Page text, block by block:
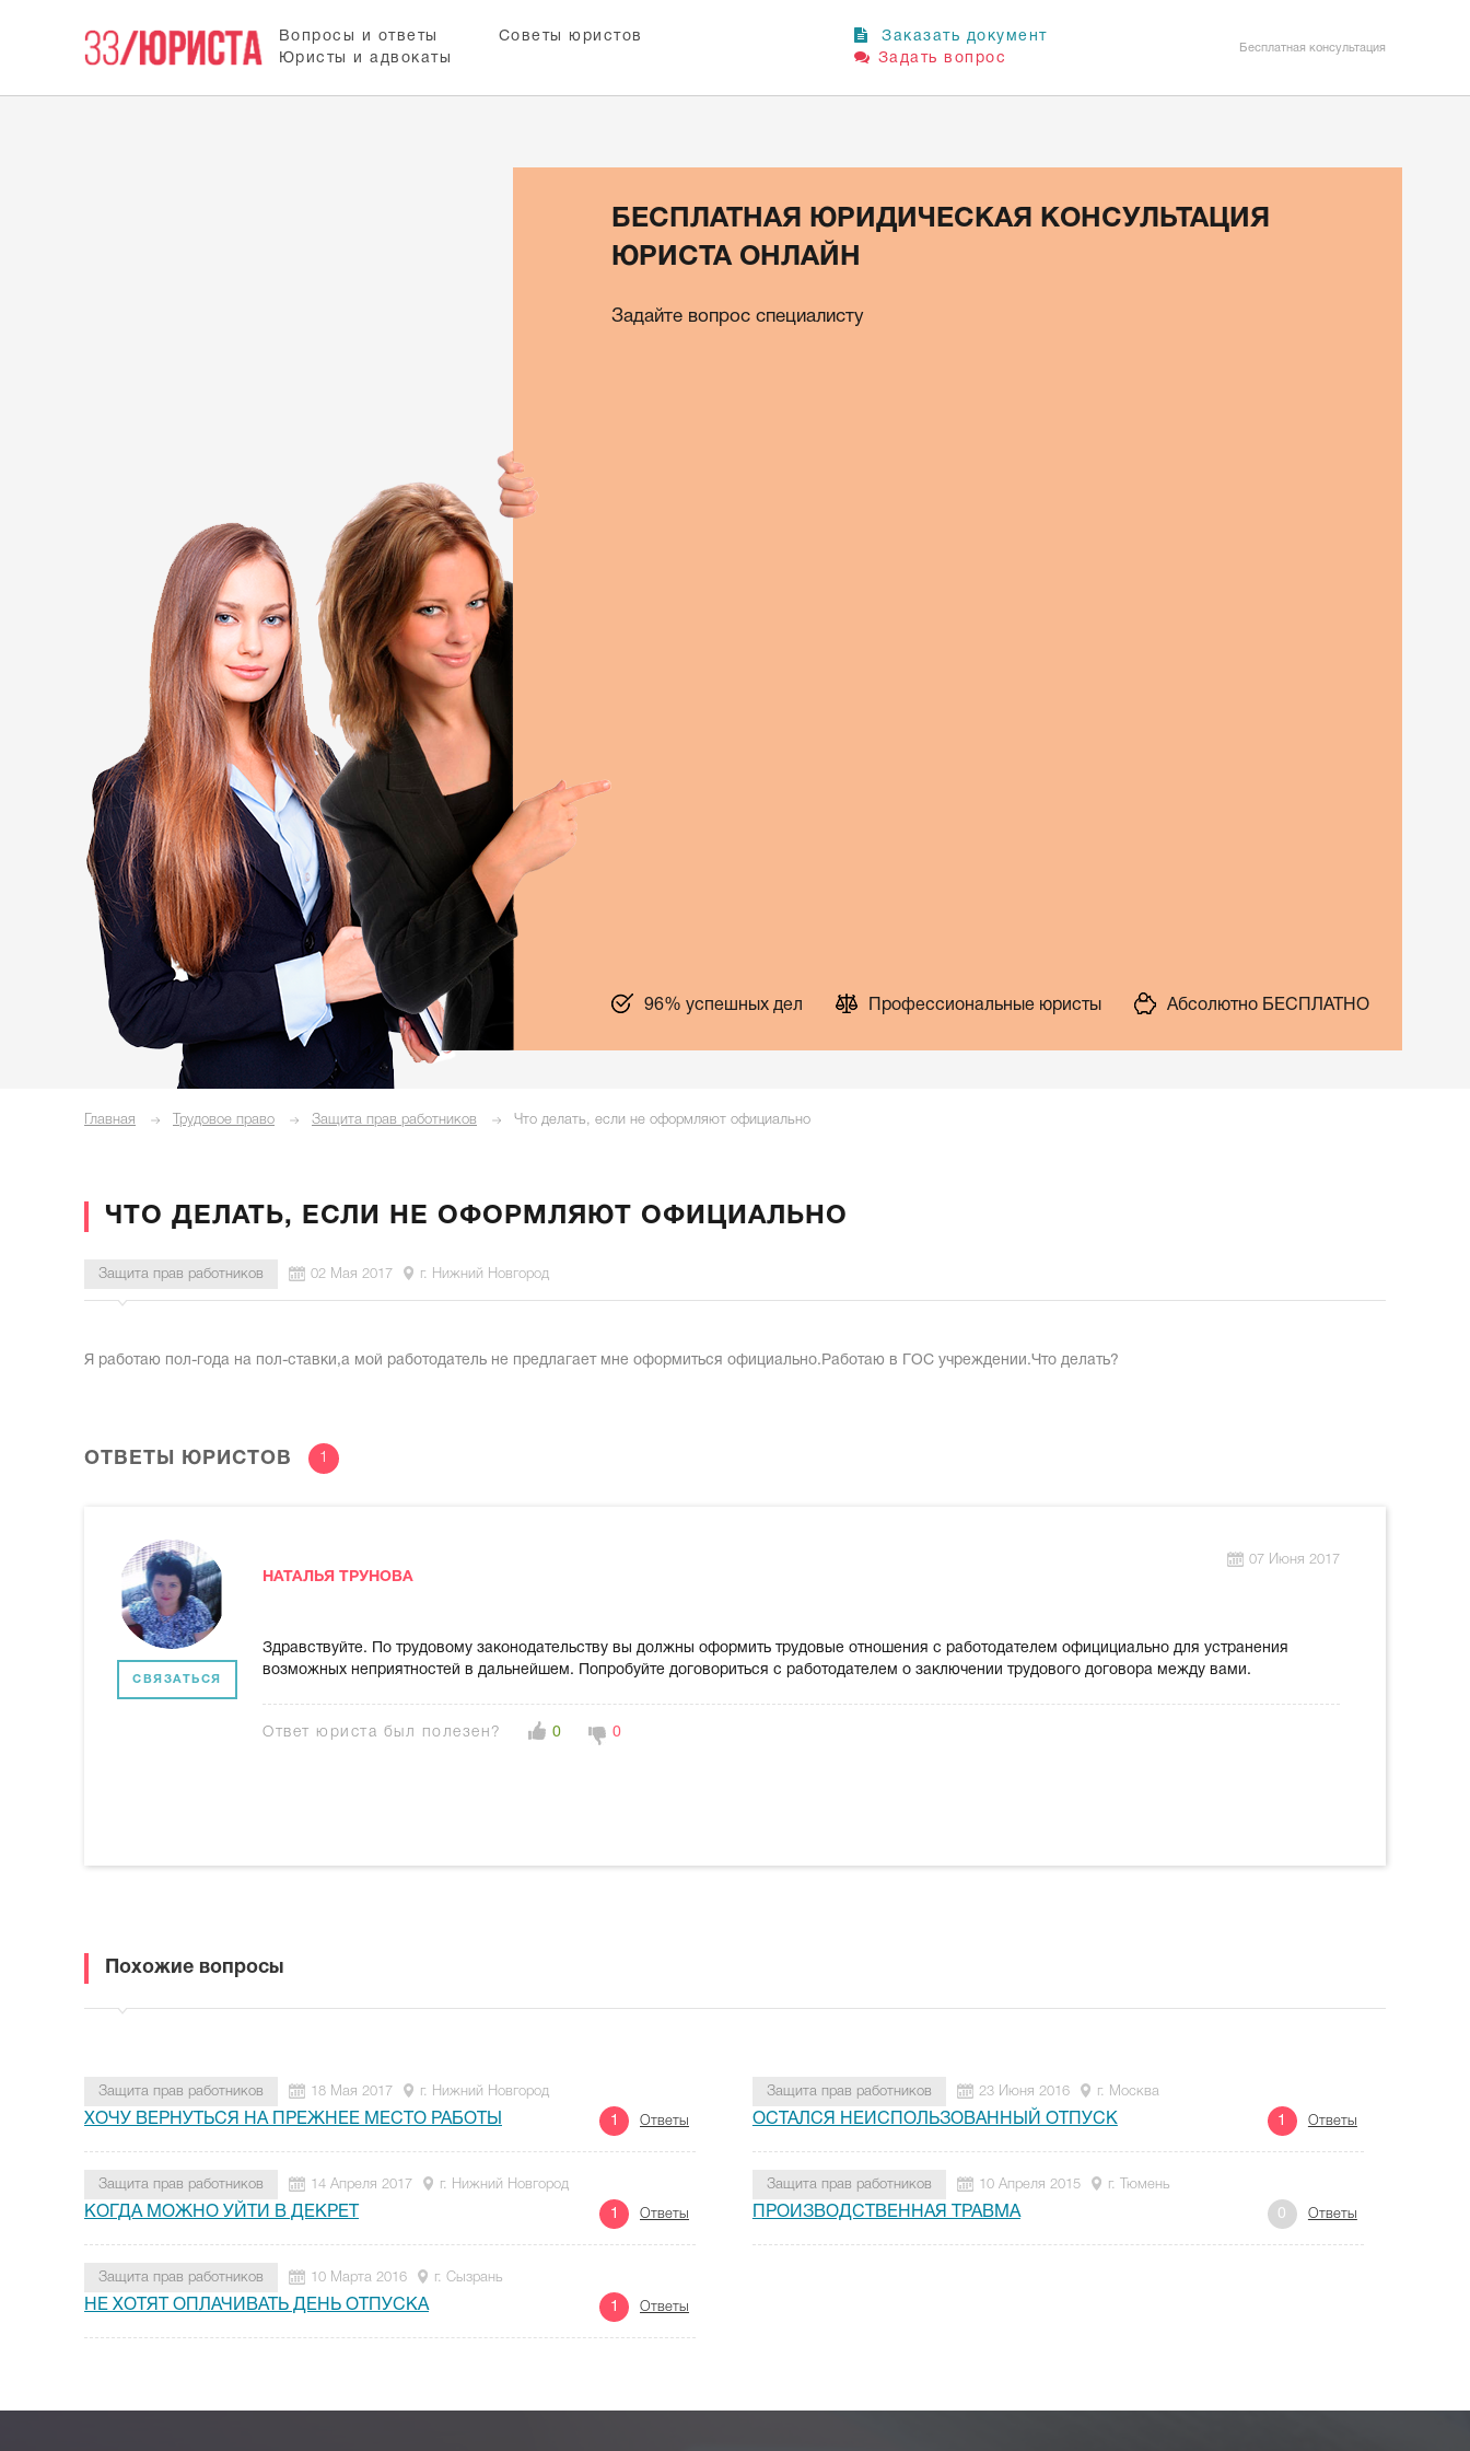
Вопросы и ответы
Советы юристов
Юристы и адвокаты
Заказать документ
Задать вопрос
Бесплатная консультация
БЕСПЛАТНАЯ ЮРИДИЧЕСКАЯ КОНСУЛЬТАЦИЯ
ЮРИСТА ОНЛАЙН
Задайте вопрос специалисту
96% успешных дел Профессиональные юристы Абсолютно БЕСПЛАТНО
Главная Трудовое право Защита прав работников Что делать, если не оформляют официально
ЧТО ДЕЛАТЬ, ЕСЛИ НЕ ОФОРМЛЯЮТ ОФИЦИАЛЬНО
Защита прав работников 02 Мая 2017 г. Нижний Новгород
Я работаю пол-года на пол-ставки,а мой работодатель не предлагает мне оформиться официально.Работаю в ГОС учреждении.Что делать?
ОТВЕТЫ ЮРИСТОВ 1
СВЯЗАТЬСЯ
НАТАЛЬЯ ТРУНОВА
07 Июня 2017
Здравствуйте. По трудовому законодательству вы должны оформить трудовые отношения с работодателем официциально для устранения
возможных неприятностей в дальнейшем. Попробуйте договориться с работодателем о заключении трудового договора между вами.
Ответ юриста был полезен? 0 0
Похожие вопросы
Защита прав работников 18 Мая 2017 г. Нижний Новгород
ХОЧУ ВЕРНУТЬСЯ НА ПРЕЖНЕЕ МЕСТО РАБОТЫ 1 Ответы
Защита прав работников 23 Июня 2016 г. Москва
ОСТАЛСЯ НЕИСПОЛЬЗОВАННЫЙ ОТПУСК 1 Ответы
Защита прав работников 14 Апреля 2017 г. Нижний Новгород
КОГДА МОЖНО УЙТИ В ДЕКРЕТ 1 Ответы
Защита прав работников 10 Апреля 2015 г. Тюмень
ПРОИЗВОДСТВЕННАЯ ТРАВМА 0 Ответы
Защита прав работников 10 Марта 2016 г. Сызрань
НЕ ХОТЯТ ОПЛАЧИВАТЬ ДЕНЬ ОТПУСКА 1 Ответы